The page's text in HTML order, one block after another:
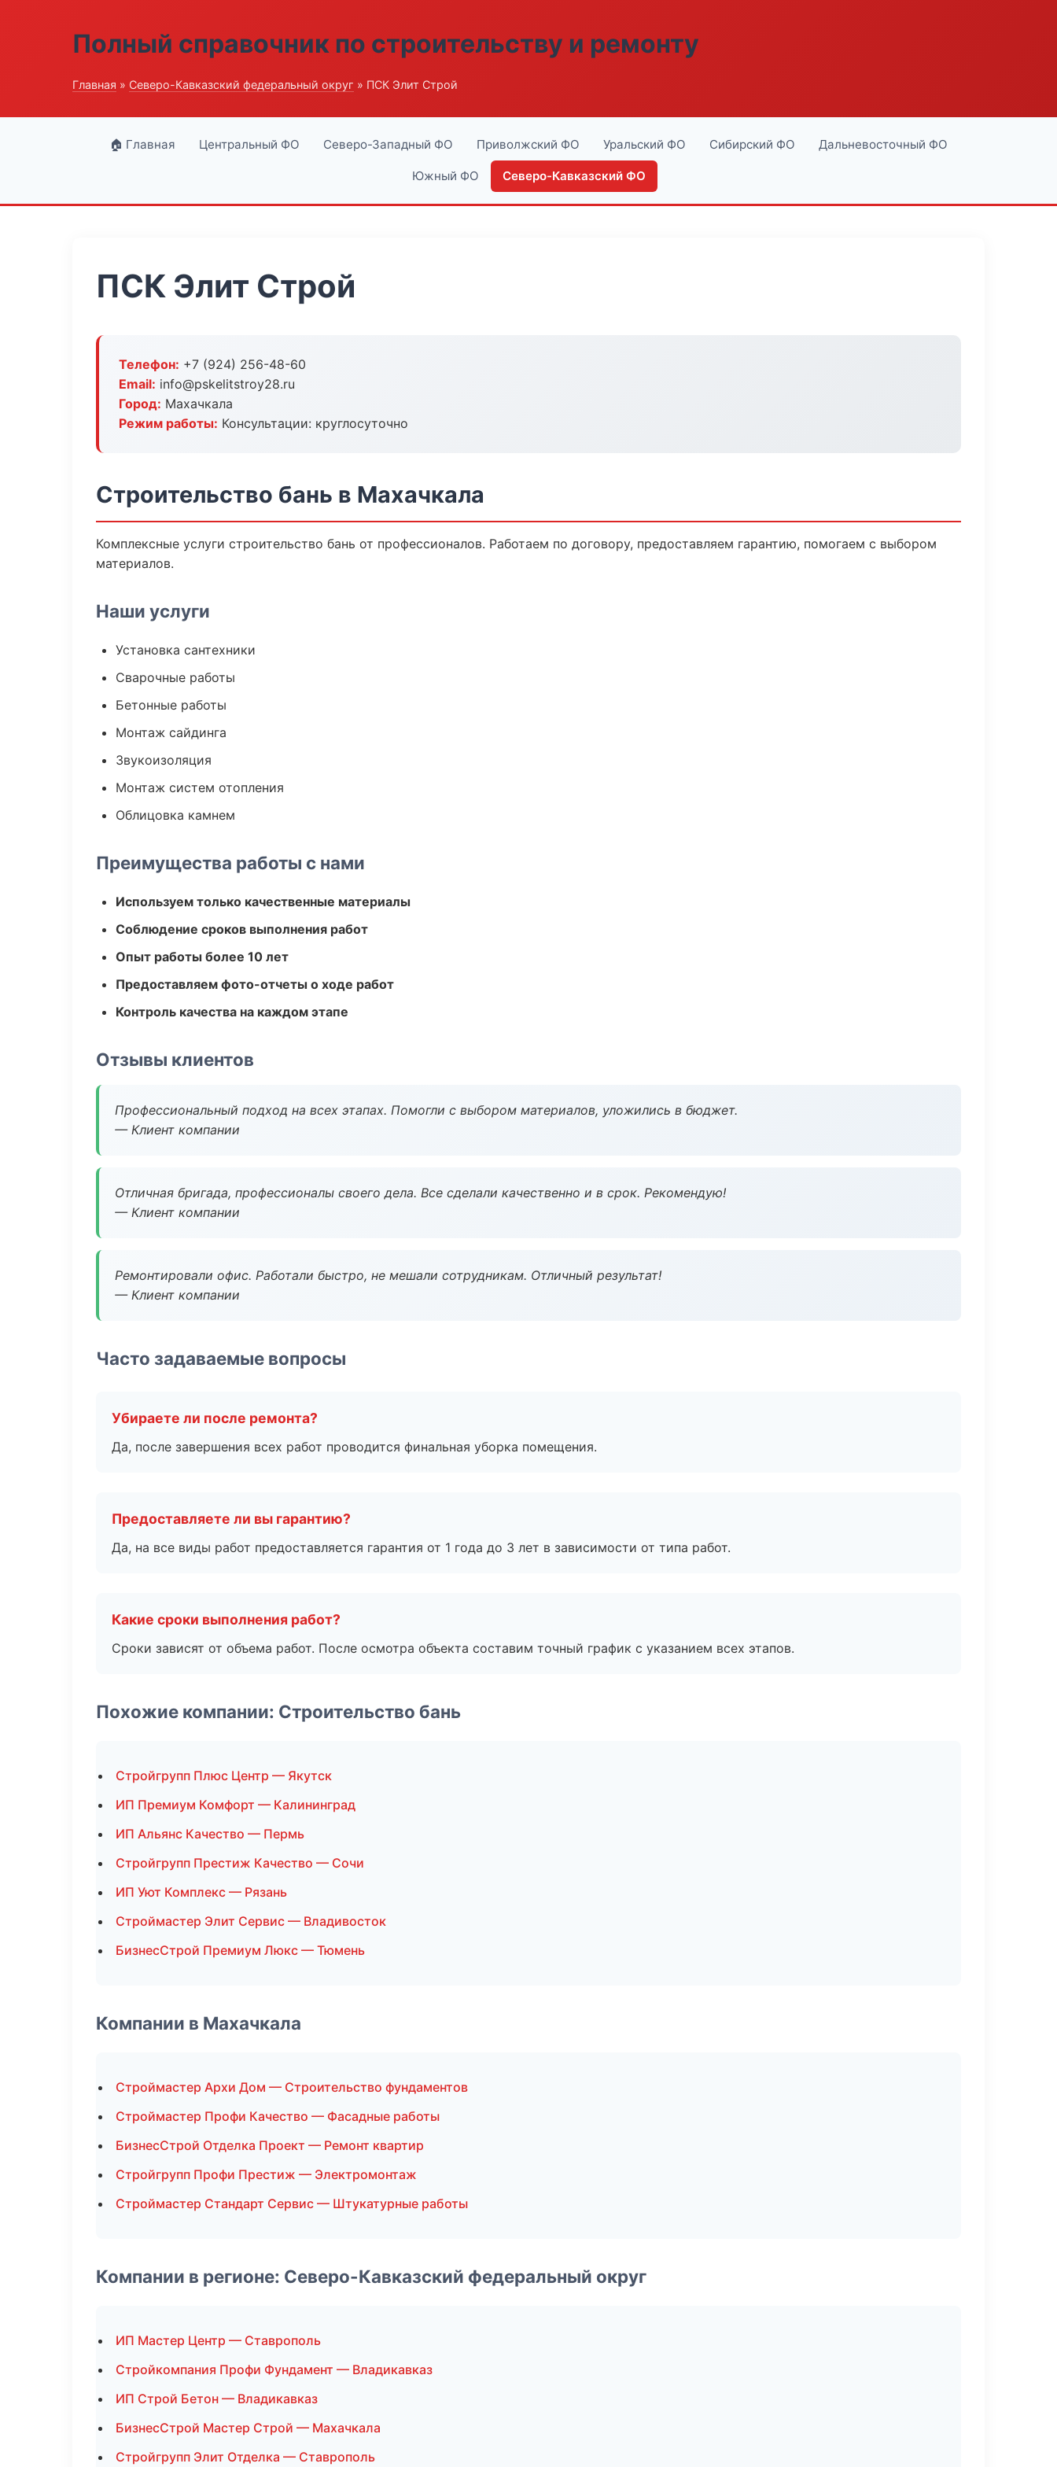
Полный справочник по строительству и ремонту
Главная » Северо-Кавказский федеральный округ » ПСК Элит Строй
🏠 Главная Центральный ФО Северо-Западный ФО Приволжский ФО Уральский ФО Сибирский ФО Дальневосточный ФО
Южный ФО Северо-Кавказский ФО
ПСК Элит Строй
Телефон: +7 (924) 256-48-60
Email: info@pskelitstroy28.ru
Город: Махачкала
Режим работы: Консультации: круглосуточно
Строительство бань в Махачкала
Комплексные услуги строительство бань от профессионалов. Работаем по договору, предоставляем гарантию, помогаем с выбором
материалов.
Наши услуги
Установка сантехники
Сварочные работы
Бетонные работы
Монтаж сайдинга
Звукоизоляция
Монтаж систем отопления
Облицовка камнем
Преимущества работы с нами
Используем только качественные материалы
Соблюдение сроков выполнения работ
Опыт работы более 10 лет
Предоставляем фото-отчеты о ходе работ
Контроль качества на каждом этапе
Отзывы клиентов
Профессиональный подход на всех этапах. Помогли с выбором материалов, уложились в бюджет.
— Клиент компании
Отличная бригада, профессионалы своего дела. Все сделали качественно и в срок. Рекомендую!
— Клиент компании
Ремонтировали офис. Работали быстро, не мешали сотрудникам. Отличный результат!
— Клиент компании
Часто задаваемые вопросы
Убираете ли после ремонта?
Да, после завершения всех работ проводится финальная уборка помещения.
Предоставляете ли вы гарантию?
Да, на все виды работ предоставляется гарантия от 1 года до 3 лет в зависимости от типа работ.
Какие сроки выполнения работ?
Сроки зависят от объема работ. После осмотра объекта составим точный график с указанием всех этапов.
Похожие компании: Строительство бань
Стройгрупп Плюс Центр — Якутск
ИП Премиум Комфорт — Калининград
ИП Альянс Качество — Пермь
Стройгрупп Престиж Качество — Сочи
ИП Уют Комплекс — Рязань
Строймастер Элит Сервис — Владивосток
БизнесСтрой Премиум Люкс — Тюмень
Компании в Махачкала
Строймастер Архи Дом — Строительство фундаментов
Строймастер Профи Качество — Фасадные работы
БизнесСтрой Отделка Проект — Ремонт квартир
Стройгрупп Профи Престиж — Электромонтаж
Строймастер Стандарт Сервис — Штукатурные работы
Компании в регионе: Северо-Кавказский федеральный округ
ИП Мастер Центр — Ставрополь
Стройкомпания Профи Фундамент — Владикавказ
ИП Строй Бетон — Владикавказ
БизнесСтрой Мастер Строй — Махачкала
Стройгрупп Элит Отделка — Ставрополь